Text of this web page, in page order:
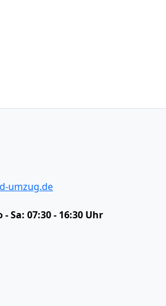
umzug.de
- Sa: 07:30 - 16:30 Uhr